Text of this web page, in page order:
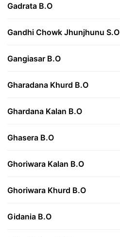
Gadrata B.O
Gandhi Chowk Jhunjhunu S.O
Gangiasar B.O
Gharadana Khurd B.O
Ghardana Kalan B.O
Ghasera B.O
Ghoriwara Kalan B.O
Ghoriwara Khurd B.O
Gidania B.O